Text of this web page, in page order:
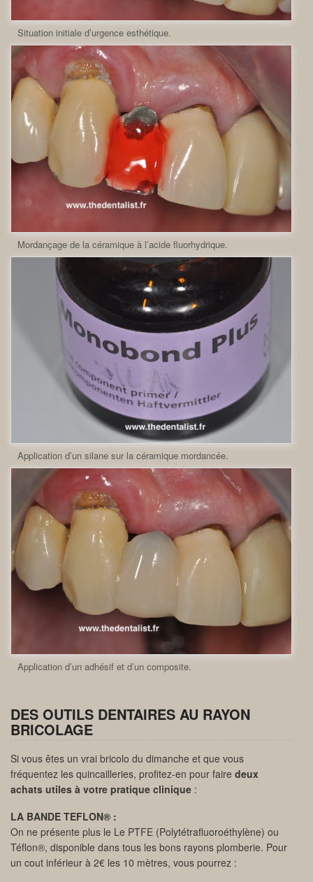
Situation initiale d’urgence esthétique.
Mordançage de la céramique à l’acide fluorhydrique.
Application d’un silane sur la céramique mordancée.
Application d’un adhésif et d’un composite.
DES OUTILS DENTAIRES AU RAYON
BRICOLAGE
Si vous êtes un vrai bricolo du dimanche et que vous
fréquentez les quincailleries, profitez-en pour faire deux
achats utiles à votre pratique clinique :
LA BANDE TEFLON® :
On ne présente plus le Le PTFE (Polytétrafluoroéthylène) ou
Téflon®, disponible dans tous les bons rayons plomberie. Pour
un cout inférieur à 2€ les 10 mètres, vous pourrez :